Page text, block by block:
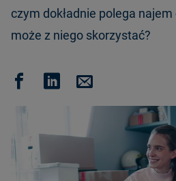
czym dokładnie polega
może z niego skorzystać?